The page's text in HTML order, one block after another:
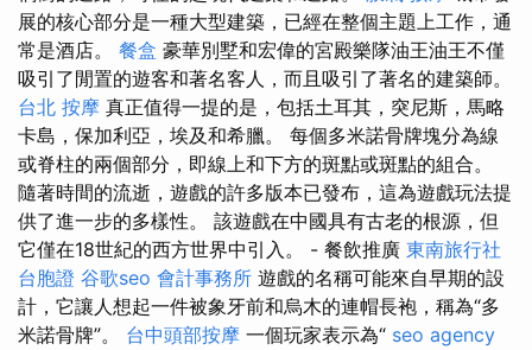
展的核心部分是一種大型建築，已經在整個主題上工作，通
常是酒店。 餐盒 豪華別墅和宏偉的宮殿樂隊油王油王不僅
吸引了閒置的遊客和著名客人，而且吸引了著名的建築師。
台北 按摩 真正值得一提的是，包括土耳其，突尼斯，馬略
卡島，保加利亞，埃及和希臘。 每個多米諾骨牌塊分為線
或脊柱的兩個部分，即線上和下方的斑點或斑點的組合。
隨著時間的流逝，遊戲的許多版本已發布，這為遊戲玩法提
供了進一步的多樣性。 該遊戲在中國具有古老的根源，但
它僅在18世紀的西方世界中引入。 - 餐飲推廣 東南旅行社
台胞證 谷歌seo 會計事務所 遊戲的名稱可能來自早期的設
計，它讓人想起一件被象牙前和烏木的連帽長袍，稱為“多
米諾骨牌”。 台中頭部按摩 一個玩家表示為“ seo agency